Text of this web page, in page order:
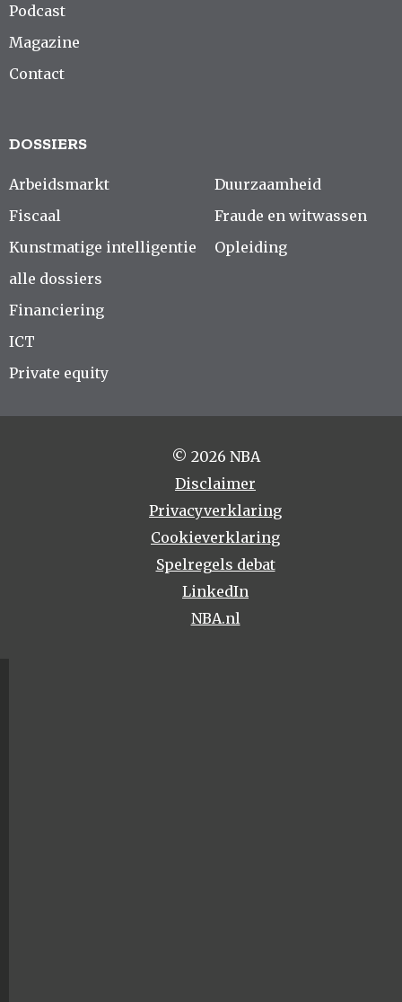
Podcast
Magazine
Contact
DOSSIERS
Arbeidsmarkt
Fiscaal
Kunstmatige intelligentie
alle dossiers
Duurzaamheid
Fraude en witwassen
Opleiding
Financiering
ICT
Private equity
© 2026 NBA
Disclaimer
Privacyverklaring
Cookieverklaring
Spelregels debat
LinkedIn
NBA.nl